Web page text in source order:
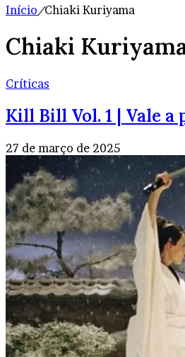
Início/Chiaki Kuriyama
Chiaki
Críticas
Kill Bill Vol. 1 | Vale a
27 de março de 2025